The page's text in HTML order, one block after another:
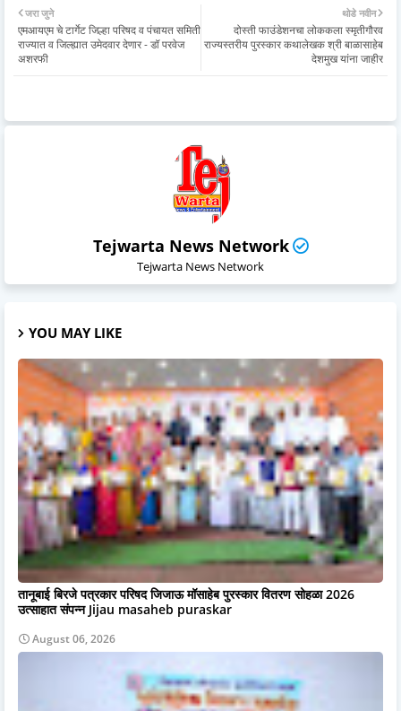
थोडे नवीन
दोस्ती फाउंडेशनचा लोककला स्मृतीगौरव
राज्यस्तरीय पुरस्कार कथालेखक श्री बाळासाहेब
देशमुख यांना जाहीर
जरा जुने
एमआयएम चे टार्गेट जिल्हा परिषद व पंचायत समिती
राज्यात व जिल्ह्यात उमेदवार देणार - डॉ परवेज
अशरफी
Tejwarta News Network
Tejwarta News Network
YOU MAY LIKE
तानूबाई बिरजे पत्रकार परिषद जिजाऊ मॉसाहेब पुरस्कार वितरण सोहळा 2026
उत्साहात संपन्न Jijau masaheb puraskar
August 06, 2026